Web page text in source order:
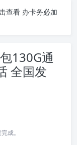
查看 办卡务必加
130G通
全国发
成。